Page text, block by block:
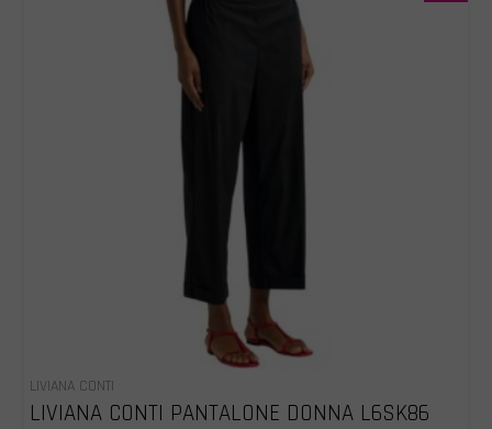
LIVIANA CONTI
LIVIANA CONTI PANTALONE DONNA L6SK86